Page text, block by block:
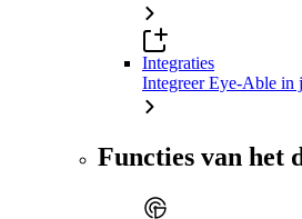
Integraties
Integreer Eye-Able in
Functies van het